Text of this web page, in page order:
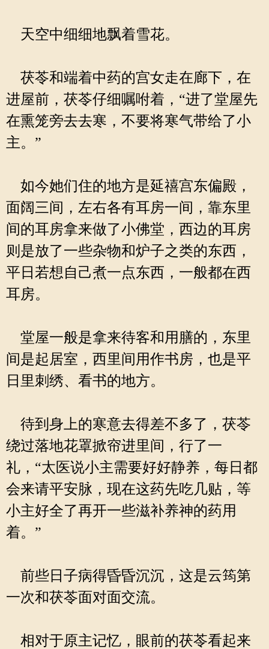
天空中细细地飘着雪花。
茯苓和端着中药的宫女走在廊下，在
进屋前，茯苓仔细嘱咐着，“进了堂屋先
在熏笼旁去去寒，不要将寒气带给了小
主。”
如今她们住的地方是延禧宫东偏殿，
面阔三间，左右各有耳房一间，靠东里
间的耳房拿来做了小佛堂，西边的耳房
则是放了一些杂物和炉子之类的东西，
平日若想自己煮一点东西，一般都在西
耳房。
堂屋一般是拿来待客和用膳的，东里
间是起居室，西里间用作书房，也是平
日里刺绣、看书的地方。
待到身上的寒意去得差不多了，茯苓
绕过落地花罩掀帘进里间，行了一
礼，“太医说小主需要好好静养，每日都
会来请平安脉，现在这药先吃几贴，等
小主好全了再开一些滋补养神的药用
着。”
前些日子病得昏昏沉沉，这是云筠第
一次和茯苓面对面交流。
相对于原主记忆，眼前的茯苓看起来